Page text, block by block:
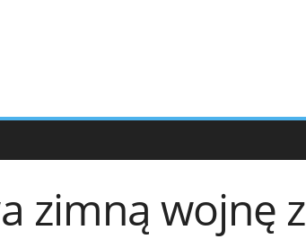
zimną wojnę z